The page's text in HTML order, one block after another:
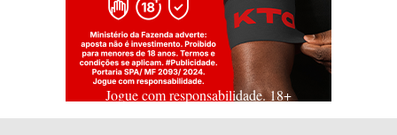
Jogue com responsabilidade. 18+